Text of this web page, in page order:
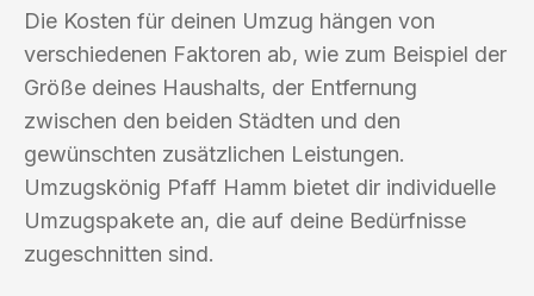
Die Kosten für deinen Umzug hängen von
verschiedenen Faktoren ab, wie zum Beispiel der
Größe deines Haushalts, der Entfernung
zwischen den beiden Städten und den
gewünschten zusätzlichen Leistungen.
Umzugskönig Pfaff Hamm bietet dir individuelle
Umzugspakete an, die auf deine Bedürfnisse
zugeschnitten sind.